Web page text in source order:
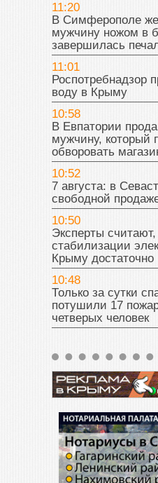
11:20
В Симферополе
мужчину ножом в
завершилась
11:01
Роспотребнадзор
воду в Крыму
10:58
В Евпатории
мужчину, который
обворовать
10:52
7 августа: в
свободной
10:50
Эксперты
стабилизации
Крыму достаточно
10:48
Только за сутки
потушили 17
четверых человек